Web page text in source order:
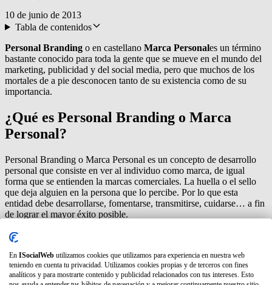
10 de junio de 2013
Tabla de contenidos
Personal Branding o en castellano Marca Personales un término
bastante conocido para toda la gente que se mueve en el mundo del
marketing, publicidad y del social media, pero que muchos de los
mortales de a pie desconocen tanto de su existencia como de su
importancia.
¿Qué es Personal Branding o Marca
Personal?
Personal Branding o Marca Personal es un concepto de desarrollo
personal que consiste en ver al individuo como marca, de igual
forma que se entienden la marcas comerciales. La huella o el sello
que deja alguien en la persona que lo percibe. Por lo que esta
entidad debe desarrollarse, fomentarse, transmitirse, cuidarse… a fin
de lograr el mayor éxito posible.
El término de Marca Personal surgió como una técnica de búsqueda
de empleo. Te presentas como una entidad relevante a fin de mostrar
al público objetivo tus habilidades para lograr un fin, que en este
caso sería encontrar un empleo. Con el paso del tiempo el concepto
de Personal Branding ha ido creciendo y evolucionando, siendo la
En ISocialWeb utilizamos cookies que utilizamos para experiencia en nuestra web
teniendo en cuenta tu privacidad. Utilizamos cookies propias y de terceros con fines
analíticos y para mostrarte contenido y publicidad relacionados con tus intereses. Esto